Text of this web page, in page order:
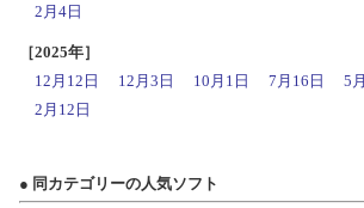
2月4日
［2025年］
12月12日
12月3日 10月1日 7月16日 5
2月12日
● 同カテゴリーの人気ソフト